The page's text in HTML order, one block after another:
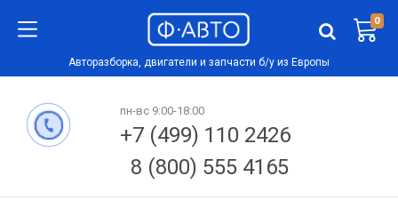
0
Авторазборка, двигатели и запчасти б/у из Европы
пн-вс 9:00-18:00
+7 (499) 110 2426
8 (800) 555 4165